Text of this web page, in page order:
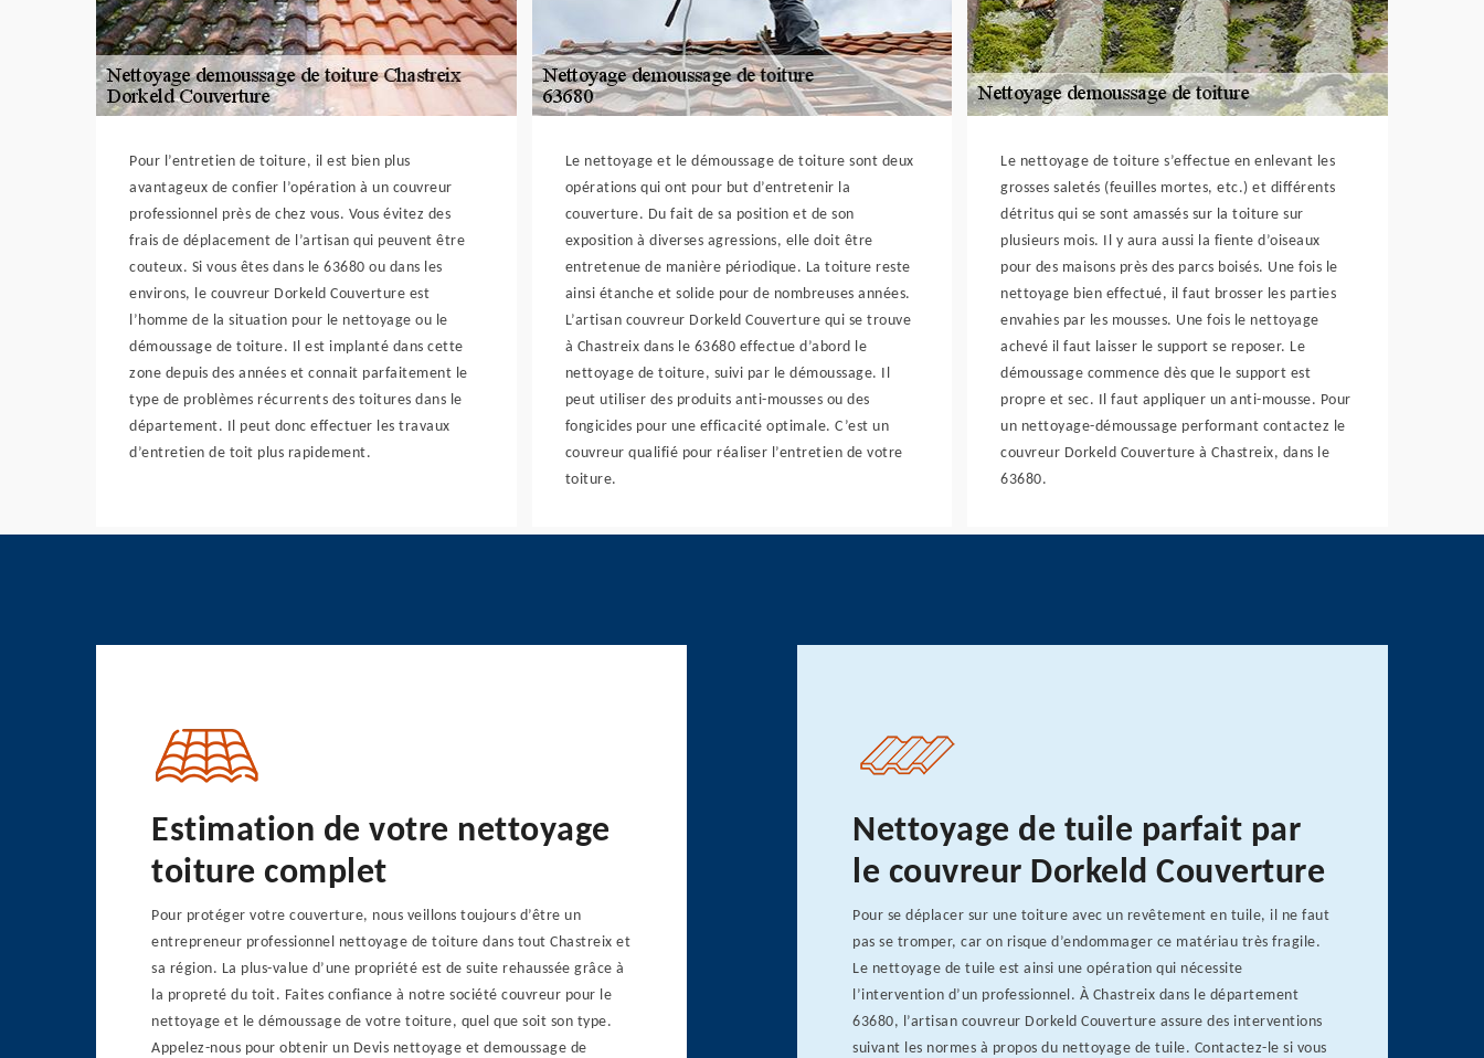
Pour l’entretien de toiture, il est bien plus
avantageux de confier l’opération à un couvreur
professionnel près de chez vous. Vous évitez des
frais de déplacement de l’artisan qui peuvent être
couteux. Si vous êtes dans le 63680 ou dans les
environs, le couvreur Dorkeld Couverture est
l’homme de la situation pour le nettoyage ou le
démoussage de toiture. Il est implanté dans cette
zone depuis des années et connait parfaitement le
type de problèmes récurrents des toitures dans le
département. Il peut donc effectuer les travaux
d’entretien de toit plus rapidement.
Le nettoyage et le démoussage de toiture sont deux
opérations qui ont pour but d’entretenir la
couverture. Du fait de sa position et de son
exposition à diverses agressions, elle doit être
entretenue de manière périodique. La toiture reste
ainsi étanche et solide pour de nombreuses années.
L’artisan couvreur Dorkeld Couverture qui se trouve
à Chastreix dans le 63680 effectue d’abord le
nettoyage de toiture, suivi par le démoussage. Il
peut utiliser des produits anti-mousses ou des
fongicides pour une efficacité optimale. C’est un
couvreur qualifié pour réaliser l’entretien de votre
toiture.
Le nettoyage de toiture s’effectue en enlevant les
grosses saletés (feuilles mortes, etc.) et différents
détritus qui se sont amassés sur la toiture sur
plusieurs mois. Il y aura aussi la fiente d’oiseaux
pour des maisons près des parcs boisés. Une fois le
nettoyage bien effectué, il faut brosser les parties
envahies par les mousses. Une fois le nettoyage
achevé il faut laisser le support se reposer. Le
démoussage commence dès que le support est
propre et sec. Il faut appliquer un anti-mousse. Pour
un nettoyage-démoussage performant contactez le
couvreur Dorkeld Couverture à Chastreix, dans le
63680.
Estimation de votre nettoyage
toiture complet
Pour protéger votre couverture, nous veillons toujours d’être un
entrepreneur professionnel nettoyage de toiture dans tout Chastreix et
sa région. La plus-value d’une propriété est de suite rehaussée grâce à
la propreté du toit. Faites confiance à notre société couvreur pour le
nettoyage et le démoussage de votre toiture, quel que soit son type.
Appelez-nous pour obtenir un Devis nettoyage et demoussage de
Nettoyage de tuile parfait par
le couvreur Dorkeld Couverture
Pour se déplacer sur une toiture avec un revêtement en tuile, il ne faut
pas se tromper, car on risque d’endommager ce matériau très fragile.
Le nettoyage de tuile est ainsi une opération qui nécessite
l’intervention d’un professionnel. À Chastreix dans le département
63680, l’artisan couvreur Dorkeld Couverture assure des interventions
suivant les normes à propos du nettoyage de tuile. Contactez-le si vous